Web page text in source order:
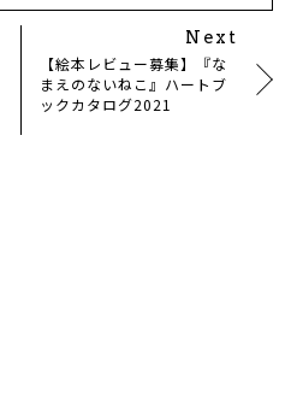
Next
【絵本レビュー募集】『な
まえのないねこ』ハートブ
ックカタログ2021